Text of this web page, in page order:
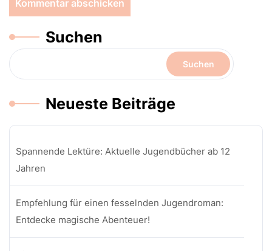
Suchen
Suchen
Neueste Beiträge
Spannende Lektüre: Aktuelle Jugendbücher ab 12
Jahren
Empfehlung für einen fesselnden Jugendroman:
Entdecke magische Abenteuer!